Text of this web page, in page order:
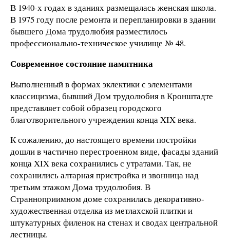
В 1940-х годах в зданиях размещалась женская школа.
В 1975 году после ремонта и перепланировки в здании
бывшего Дома трудолюбия разместилось
профессионально-техническое училище № 48.
Современное состояние памятника
Выполненный в формах эклектики с элементами
классицизма, бывший Дом трудолюбия в Кронштадте
представляет собой образец городского
благотворительного учреждения конца XIX века.
К сожалению, до настоящего времени постройки
дошли в частично перестроенном виде, фасады зданий
конца XIX века сохранились с утратами. Так, не
сохранились алтарная пристройка и звонница над
третьим этажом Дома трудолюбия. В
Странноприимном доме сохранилась декоративно-
художественная отделка из метлахской плитки и
штукатурных филенок на стенах и сводах центральной
лестницы.